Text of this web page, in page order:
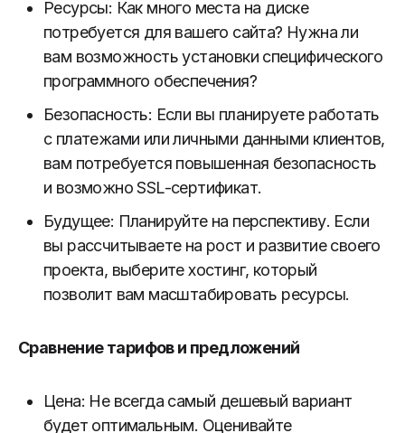
Ресурсы: Как много места на диске
потребуется для вашего сайта? Нужна ли
вам возможность установки специфического
программного обеспечения?
Безопасность: Если вы планируете работать
с платежами или личными данными клиентов,
вам потребуется повышенная безопасность
и возможно SSL-сертификат.
Будущее: Планируйте на перспективу. Если
вы рассчитываете на рост и развитие своего
проекта, выберите хостинг, который
позволит вам масштабировать ресурсы.
Сравнение тарифов и предложений
Цена: Не всегда самый дешевый вариант
будет оптимальным. Оценивайте